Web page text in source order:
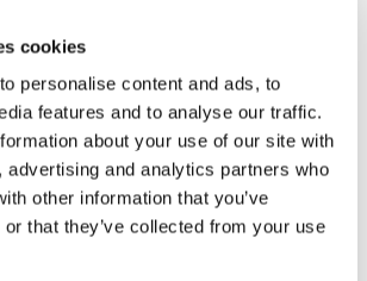
cookies
personalise content and ads, to
features and to analyse our traffic.
about your use of our site with
advertising and analytics partners who
other information that you’ve
that they’ve collected from your use
amplias funciones para el robo de datos.
de cookies, intercepción de documentos
extracción de datos desde las copias de
iOS, grabación y captura de pantalla de
de las imágenes en CD hechas por la víctima,
incluyendo aquellos en unidades externas, y
la unidad es otra vez detectada después.
telemetría ha revelado una sola víctima: un